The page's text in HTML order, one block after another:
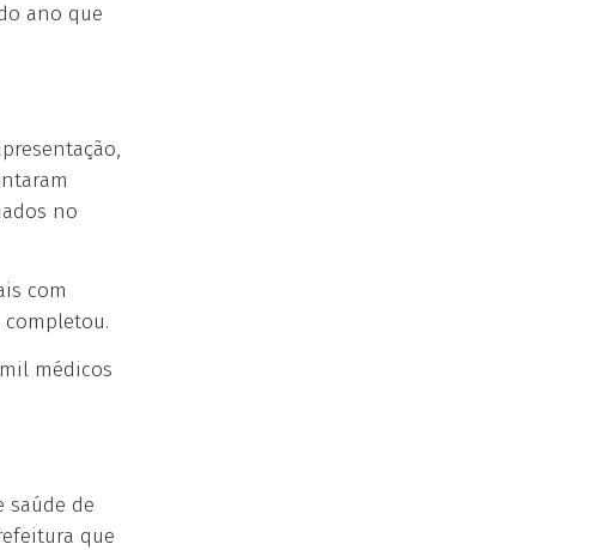
ano que
no
com
médicos
saúde de
que